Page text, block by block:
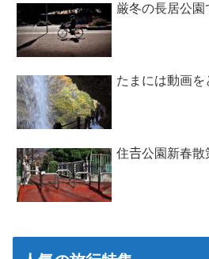
厳冬の長居公園
たまには動画を
住𠮷公園新春散